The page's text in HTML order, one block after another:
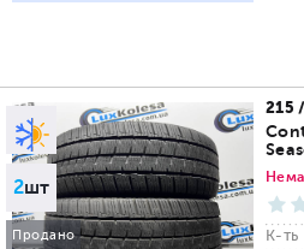
2шт
Продано
215
К-ть